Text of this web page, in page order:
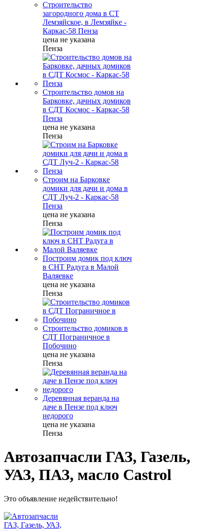
Строительство
загородного дома в СТ
Лемзяйское, в Лемзяйке -
Каркас-58 Пенза
цена не указана
Пенза
Строительство домов на
Барковке, дачных домиков
в СДТ Космос - Каркас-58
Пенза
цена не указана
Пенза
Строим на Барковке
домики для дачи и дома в
СДТ Луч-2 - Каркас-58
Пенза
цена не указана
Пенза
Построим домик под ключ
в СНТ Радуга в Малой
Валяевке
цена не указана
Пенза
Строительство домиков в
СДТ Пограничное в
Побочино
цена не указана
Пенза
Деревянная веранда на
даче в Пензе под ключ
недорого
цена не указана
Пенза
Автозапчасли ГАЗ, Газель,
УАЗ, ПАЗ, масло Castrol
Это объявление недействительно!